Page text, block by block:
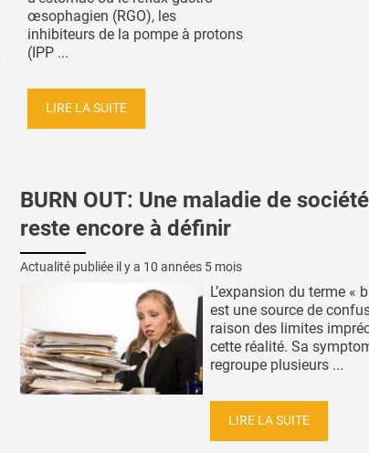
œsophagien (RGO), les
inhibiteurs de la pompe à protons
(IPP ...
LIRE LA SUITE
BURN OUT: Une maladie de
reste encore à définir
Actualité publiée il y a 10 années 5 mois
L’expansion du terme «
est une source de
raison des limites
cette réalité. Sa
regroupe plusieurs ...
LIRE LA SUITE